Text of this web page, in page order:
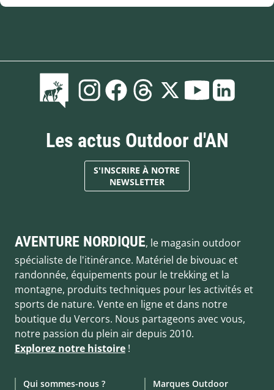
Les actus Outdoor d'AN
S'INSCRIRE À NOTRE
NEWSLETTER
AVENTURE NORDIQUE, le magasin outdoor
spécialiste de l'itinérance. Matériel de bivouac et
randonnée, équipements pour le trekking et la
montagne, produits techniques pour les activités et
sports de nature. Vente en ligne et dans notre
boutique du Vercors. Nous partageons avec vous,
notre passion du plein air depuis 2010.
Explorez notre histoire !
Qui sommes-nous ?
Marques Outdoor